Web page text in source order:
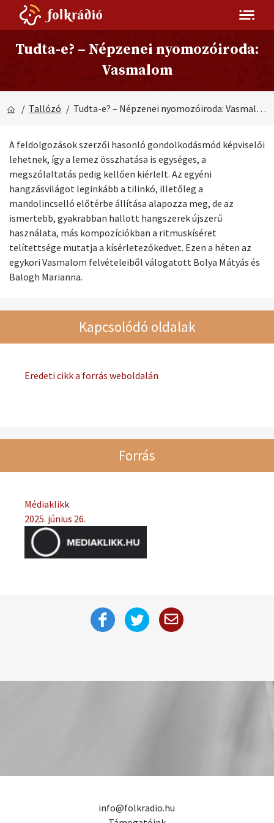
Tudta-e? – Népzenei nyomozóiroda:
Vasmalom
/ Tallózó / Tudta-e? – Népzenei nyomozóiroda: Vasmalom
A feldolgozások szerzői hasonló gondolkodásmód képviselői
lehetnek, így a lemez összhatása is egységes, a
megszólaltatás pedig kellően kiérlelt. Az egyéni
hangzásvilágot leginkább a tilinkó, illetőleg a
mandolincselló előtérbe állítása alapozza meg, de az
ismertebb, gyakrabban hallott hangszerek újszerű
használata, más kompozíciókban a ritmuskíséret
telítettsége mutatja a kísérletezőkedvet. Ezen a héten az
egykori Vasmalom felvételeiből válogatott Bolya Mátyás és
Balogh Marianna.
Kapcsolódó oldalak
Eredeti cikk a forrás weboldalán
Forrás
Médiaklikk
2025. június 26.
info@folkradio.hu